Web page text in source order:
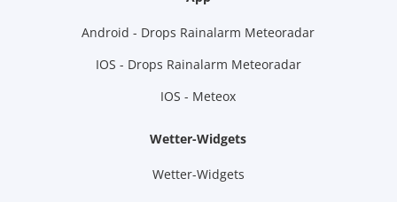
Android - Drops Rainalarm Meteoradar
IOS - Drops Rainalarm Meteoradar
IOS - Meteox
Wetter-Widgets
Wetter-Widgets